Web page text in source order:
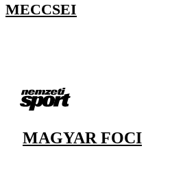
MECCSEI
MAGYAR FOCI